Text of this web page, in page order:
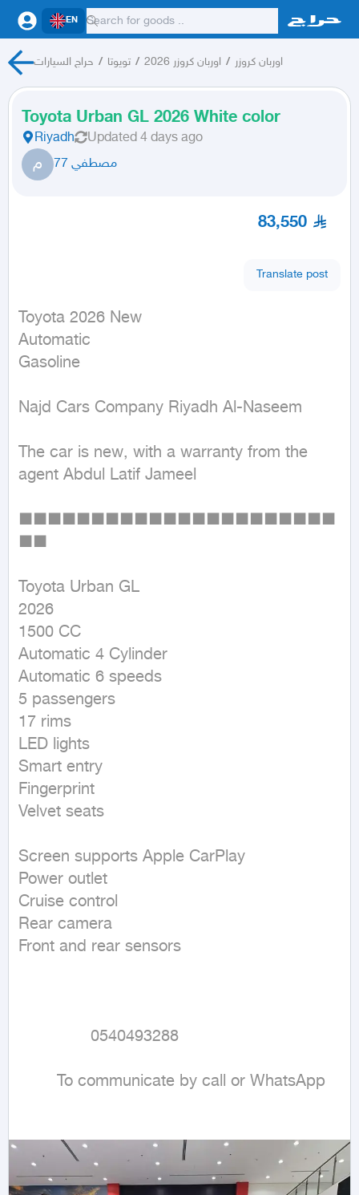
EN
حراج السيارات / تويوتا / اوربان كروزر 2026 / اوربان كروزر
Toyota Urban GL 2026 White color
Riyadh Updated 4 days ago
م مصطفي 77
83,550
Translate post
Toyota 2026 New
Automatic
Gasoline
Najd Cars Company Riyadh Al-Naseem
The car is new, with a warranty from the
agent Abdul Latif Jameel
■■■■■■■■■■■■■■■■■■■■■■
■■
Toyota Urban GL
2026
1500 CC
Automatic 4 Cylinder
Automatic 6 speeds
5 passengers
17 rims
LED lights
Smart entry
Fingerprint
Velvet seats
Screen supports Apple CarPlay
Power outlet
Cruise control
Rear camera
Front and rear sensors
        To communicate by call or WhatsApp